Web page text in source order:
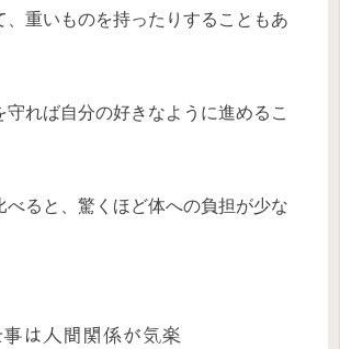
、重いものを持ったりすることもあ
守れば自分の好きなように進めるこ
べると、驚くほど体への負担が少な
は人間関係が気楽